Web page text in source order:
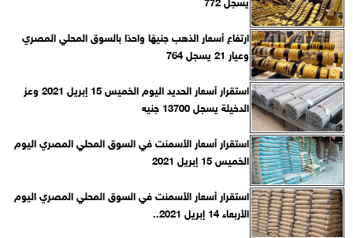
ارتفاع أسعار الذهب جنيهًا واحدًا بالسوق المحلي المصري
وعيار 21 يسجل 764
استقرار أسعار الحديد اليوم الخميس 15 إبريل 2021 وعز
الدخيلة يسجل 13700 جنيه
استقرار أسعار الأسمنت في السوق المحلي المصري اليوم
الخميس 15 إبريل 2021
استقرار أسعار الأسمنت في السوق المحلي المصري اليوم
الأربعاء 14 إبريل 2021..